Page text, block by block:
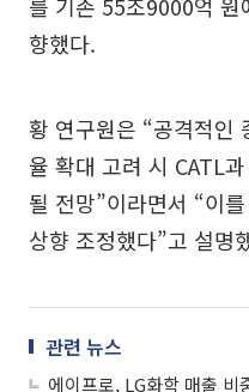
향했다.
황 연구원은 “공격적인
율 확대 고려 시 CATL
될 전망”이라면서 “이
상향 조정했다”고 설명
관련 뉴스